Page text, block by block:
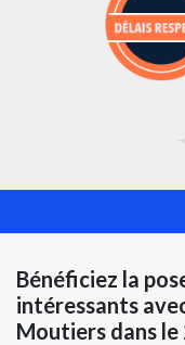
Bénéficiez la
intéressants
Moutiers dans le